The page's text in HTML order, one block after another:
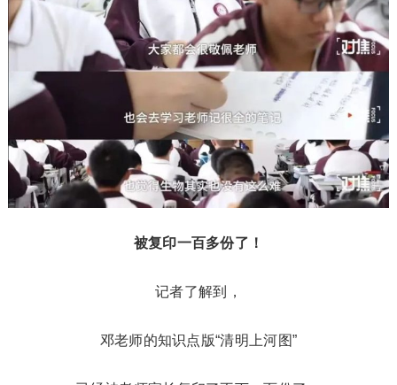
被复印一百多份了！
记者了解到，
邓老师的知识点版“清明上河图”